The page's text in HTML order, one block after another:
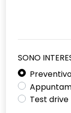
SONO
Test drive